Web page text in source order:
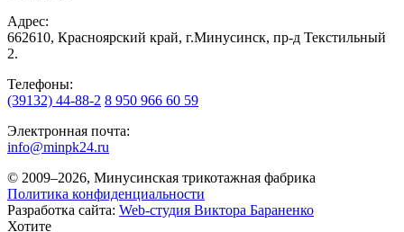
Адрес:
662610, Красноярский край, г.Минусинск, пр-д Текстильный
2.
Телефоны:
(39132) 44-88-2 8 950 966 60 59
Электронная почта:
info@minpk24.ru
© 2009–2026, Минусинская трикотажная фабрика
Политика конфиденциальности
Разработка сайта: Web-студия Виктора Бараненко
Хотите